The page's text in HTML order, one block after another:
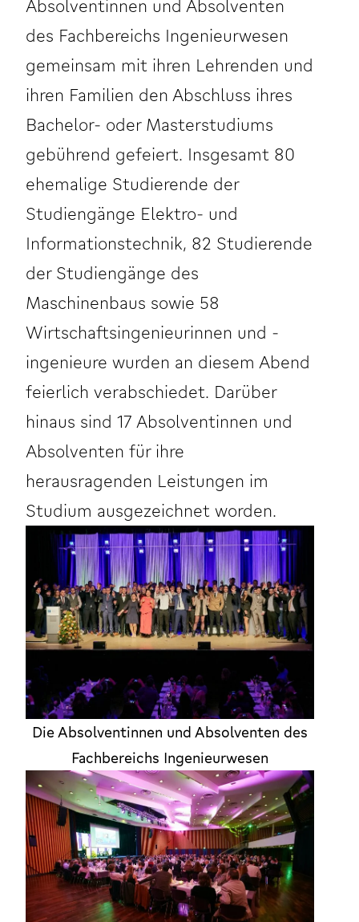
Absolventinnen und Absolventen
des Fachbereichs Ingenieurwesen
gemeinsam mit ihren Lehrenden und
ihren Familien den Abschluss ihres
Bachelor- oder Masterstudiums
gebührend gefeiert. Insgesamt 80
ehemalige Studierende der
Studiengänge Elektro- und
Informationstechnik, 82 Studierende
der Studiengänge des
Maschinenbaus sowie 58
Wirtschaftsingenieurinnen und -
ingenieure wurden an diesem Abend
feierlich verabschiedet. Darüber
hinaus sind 17 Absolventinnen und
Absolventen für ihre
herausragenden Leistungen im
Studium ausgezeichnet worden.
Die Absolventinnen und Absolventen des
Fachbereichs Ingenieurwesen